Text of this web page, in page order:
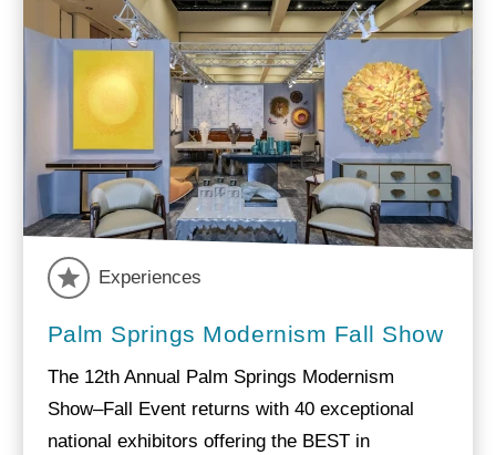
Experiences
Palm Springs Modernism Fall Show
The 12th Annual Palm Springs Modernism
Show–Fall Event returns with 40 exceptional
national exhibitors offering the BEST in